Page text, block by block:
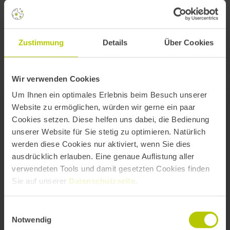
Zustimmung Details Über Cookies
Wir verwenden Cookies
Um Ihnen ein optimales Erlebnis beim Besuch unserer
Website zu ermöglichen, würden wir gerne ein paar
Cookies setzen. Diese helfen uns dabei, die Bedienung
unserer Website für Sie stetig zu optimieren. Natürlich
werden diese Cookies nur aktiviert, wenn Sie dies
ausdrücklich erlauben. Eine genaue Auflistung aller
verwendeten Tools und damit gesetzten Cookies finden
Sie auf unserer Datenschutzseite
Notwendig
Weitere Vorträge und Masterclasses
MASTERCLASS STAGE 2
14:10–15:40
Auch KI-Narrative brauchen gutes
Engineering - lern wie man sie baut.